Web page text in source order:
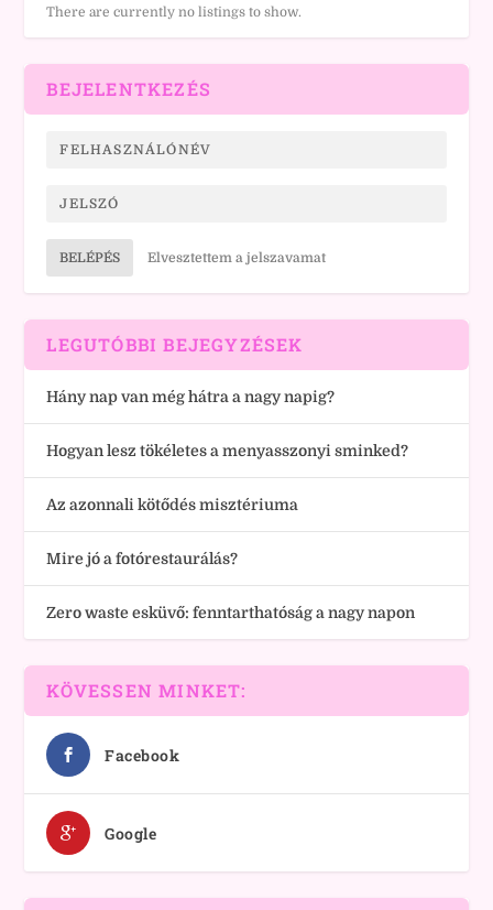
There are currently no listings to show.
BEJELENTKEZÉS
BELÉPÉS Elvesztettem a jelszavamat
LEGUTÓBBI BEJEGYZÉSEK
Hány nap van még hátra a nagy napig?
Hogyan lesz tökéletes a menyasszonyi sminked?
Az azonnali kötődés misztériuma
Mire jó a fotórestaurálás?
Zero waste esküvő: fenntarthatóság a nagy napon
KÖVESSEN MINKET:
Facebook
Google